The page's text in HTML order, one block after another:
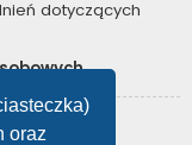
oraz
dotyczących